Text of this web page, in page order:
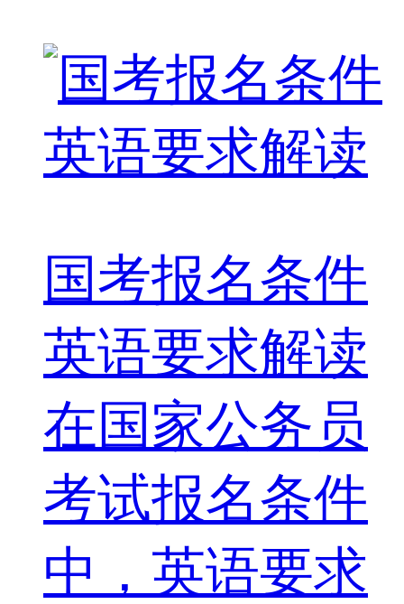
国考报名条件
英语要求解读
在国家公务员
考试报名条件
中，英语要求